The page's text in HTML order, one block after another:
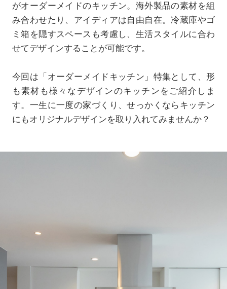
がオーダーメイドのキッチン。海外製品の素材を組
み合わせたり、アイディアは自由自在。冷蔵庫やゴ
ミ箱を隠すスペースも考慮し、生活スタイルに合わ
せてデザインすることが可能です。
今回は「オーダーメイドキッチン」特集として、形
も素材も様々なデザインのキッチンをご紹介しま
す。一生に一度の家づくり、せっかくならキッチン
にもオリジナルデザインを取り入れてみませんか？